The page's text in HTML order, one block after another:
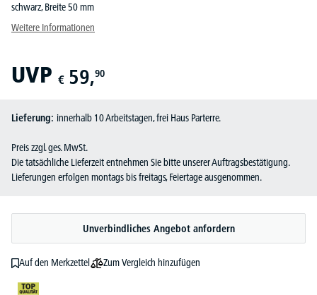
schwarz, Breite 50 mm
Weitere Informationen
UVP € 59,90
Lieferung: innerhalb 10 Arbeitstagen, frei Haus Parterre.
Preis zzgl. ges. MwSt.
Die tatsächliche Lieferzeit entnehmen Sie bitte unserer Auftragsbestätigung.
Lieferungen erfolgen montags bis freitags, Feiertage ausgenommen.
Unverbindliches Angebot anfordern
Auf den Merkzettel Zum Vergleich hinzufügen